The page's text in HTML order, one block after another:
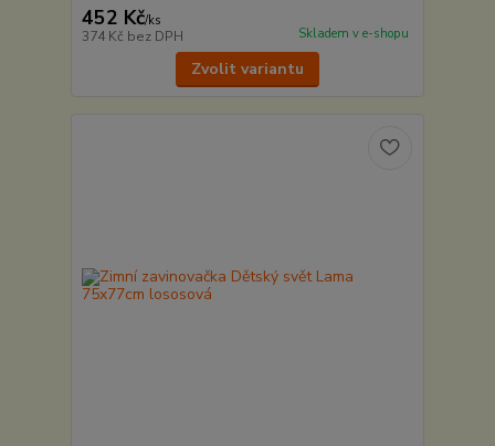
452 Kč/ks
374 Kč bez DPH Skladem v e-shopu
Zvolit variantu